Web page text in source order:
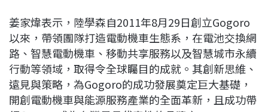
姜家煒表示，陸學森自2011年8月29日創立Gogoro
以來，帶領團隊打造電動機車生態系，在電池交換網
路、智慧電動機車、移動共享服務以及智慧城市永續
行動等領域，取得令全球矚目的成就。其創新思維、
遠見與策略，為Gogoro的成功發展奠定巨大基礎，
開創電動機車與能源服務產業的全面革新，且成功帶